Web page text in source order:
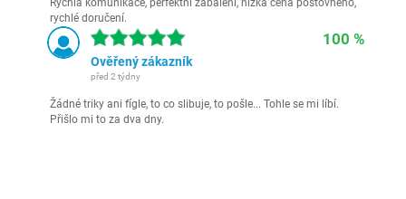
Rychlá komunikace, perfektní zabalení, nízká cena poštovného,
rychlé doručení.
100 %
Ověřený zákazník
před 2 týdny
Žádné triky ani fígle, to co slibuje, to pošle... Tohle se mi líbí.
Přišlo mi to za dva dny.